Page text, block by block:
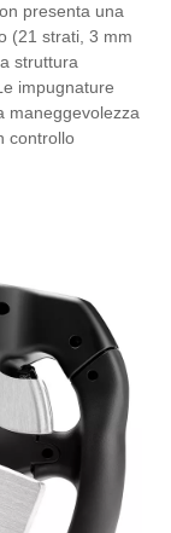
presenta una
(21 strati, 3 mm
struttura
impugnature
maneggevolezza
controllo